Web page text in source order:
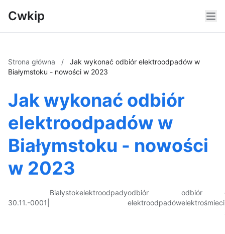
Cwkip
Strona główna /
Jak wykonać odbiór elektroodpadów w
Białymstoku - nowości w 2023
Jak wykonać odbiór
elektroodpadów w
Białymstoku - nowości
w 2023
30.11.-0001
Białystokelektroodpadyodbiór
elektroodpadów
odbiór
elektrośmieci